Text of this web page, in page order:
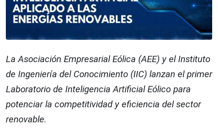
La Asociación Empresarial Eólica (AEE) y el Instituto
de Ingeniería del Conocimiento (IIC) lanzan el primer
Laboratorio de Inteligencia Artificial Eólico para
potenciar la competitividad y eficiencia del sector
renovable.